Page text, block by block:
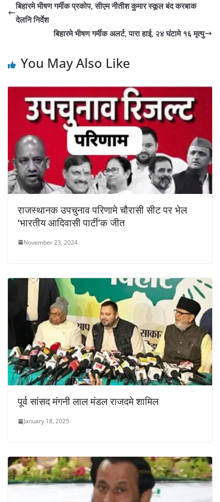
बिहारमे भीषण गर्मीक प्रकोप, सीएम नीतीश कुमार स्कूल बंद करबाक
देलनि निर्देश
बिहारमे भीषण गर्मीक अलर्ट, पारा हाई, २४ घंटामे १६ मृत्यु
You May Also Like
राजस्थानक उपचुनाव परिणामे चौरासी सीट पर भेल
‘भारतीय आदिवासी पार्टी’क जीत
November 23, 2024
पूर्व सांसद मंगनी लाल मंडल राजदमे शामिल
January 18, 2025